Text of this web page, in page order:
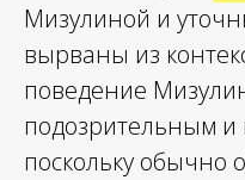
Мизулиной и
вырваны из
поведение
подозрительным
поскольку обычно